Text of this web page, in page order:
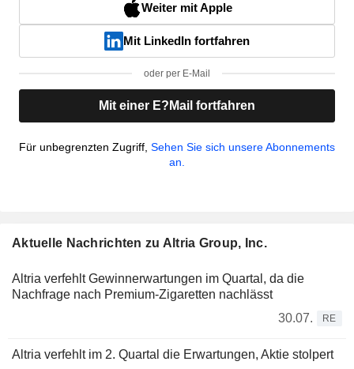
Weiter mit Apple
Mit LinkedIn fortfahren
oder per E-Mail
Mit einer E?Mail fortfahren
Für unbegrenzten Zugriff, Sehen Sie sich unsere Abonnements
an.
Aktuelle Nachrichten zu Altria Group, Inc.
Altria verfehlt Gewinnerwartungen im Quartal, da die
Nachfrage nach Premium-Zigaretten nachlässt
30.07.
RE
Altria verfehlt im 2. Quartal die Erwartungen, Aktie stolpert